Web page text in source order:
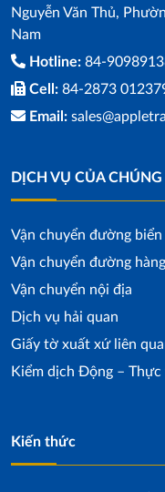
Nguyễn Văn Thủ,
Nam
Hotline: 84-
Cell: 84-2873
Email:
DỊCH VỤ CỦA CHÚNG
Vận chuyển đường biển
Vận chuyển đường
Vận chuyển nội địa
Dịch vụ hải quan
Giấy tờ xuất xứ liên
Kiểm dịch Động – Thực
Kiến thức